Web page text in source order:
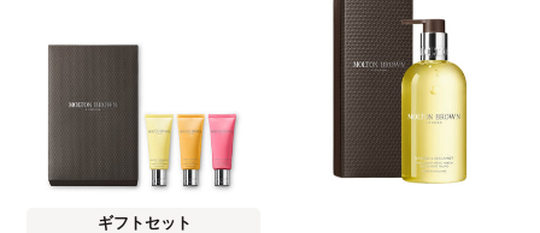
ギフトセット